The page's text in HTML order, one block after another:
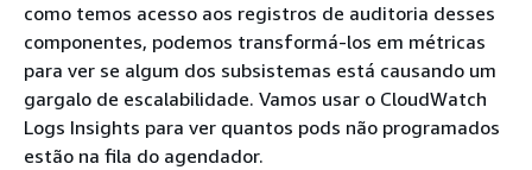
como temos acesso aos registros de auditoria desses
componentes, podemos transformá-los em métricas
para ver se algum dos subsistemas está causando um
gargalo de escalabilidade. Vamos usar o CloudWatch
Logs Insights para ver quantos pods não programados
estão na fila do agendador.